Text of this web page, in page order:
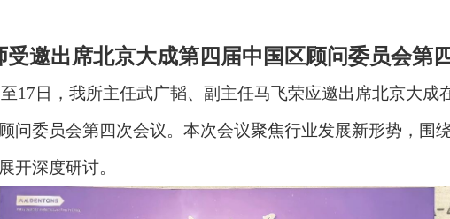
受邀出席北京大成第四届中国区顾问委员会第
17日，我所主任武广韬、副主任马飞荣应邀出席北京大成
问委员会第四次会议。本次会议聚焦行业发展新形势，围
开深度研讨。